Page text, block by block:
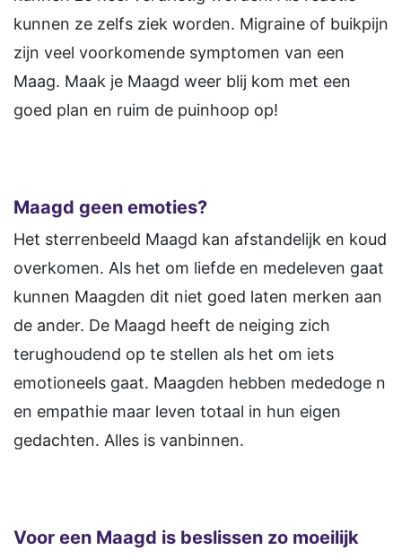
kunnen ze zelfs ziek worden. Migraine of buikpijn
zijn veel voorkomende symptomen van een
Maag. Maak je Maagd weer blij kom met een
goed plan en ruim de puinhoop op!
Maagd geen emoties?
Het sterrenbeeld Maagd kan afstandelijk en koud
overkomen. Als het om liefde en medeleven gaat
kunnen Maagden dit niet goed laten merken aan
de ander. De Maagd heeft de neiging zich
terughoudend op te stellen als het om iets
emotioneels gaat. Maagden hebben mededoge n
en empathie maar leven totaal in hun eigen
gedachten. Alles is vanbinnen.
Voor een Maagd is beslissen zo moeilijk